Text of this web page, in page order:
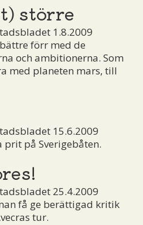
större
1.8.2009
förr med de
och ambitionerna. Som
med planeten mars, till
15.6.2009
på Sverigebåten.
25.4.2009
få ge berättigad kritik
tur.